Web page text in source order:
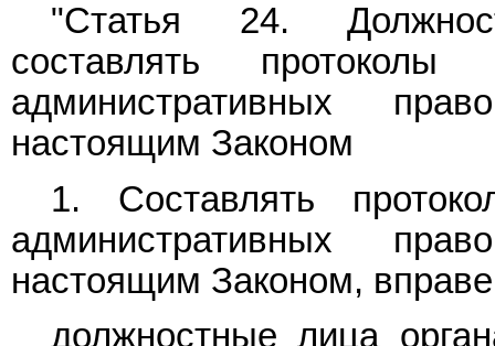
"Статья 24.
составлять
административных
настоящим Законом
1. Составлять
административных
настоящим Законом,
должностные лица